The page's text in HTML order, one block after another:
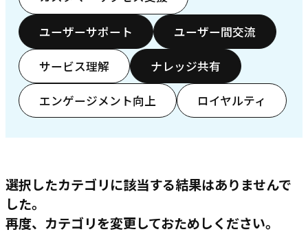
ユーザーサポート ユーザー間交流
サービス理解 ナレッジ共有
エンゲージメント向上 ロイヤルティ
選択したカテゴリに該当する結果はありませんで
した。
再度、カテゴリを変更しておためしください。